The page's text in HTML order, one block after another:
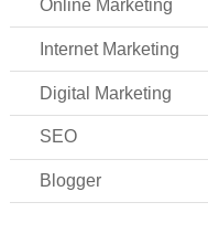
Online Marketing
Internet Marketing
Digital Marketing
SEO
Blogger